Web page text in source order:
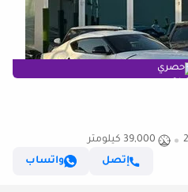
حصري
39,000 كيلومتر
إتصل
واتساب